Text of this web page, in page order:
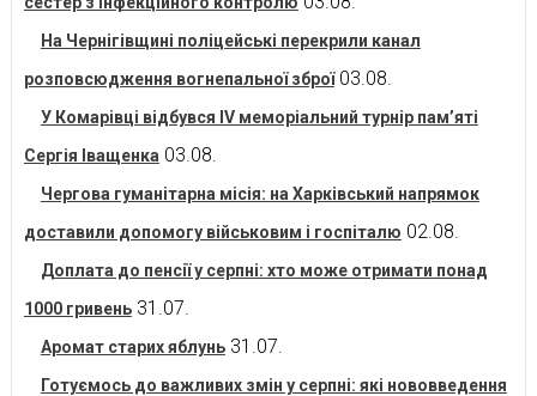
На Чернігівщині поліцейські перекрили канал
розповсюдження вогнепальної зброї 03.08.
У Комарівці відбувся IV меморіальний турнір пам’яті
Сергія Іващенка 03.08.
Чергова гуманітарна місія: на Харківський напрямок
доставили допомогу військовим і госпіталю 02.08.
Доплата до пенсії у серпні: хто може отримати понад
1000 гривень 31.07.
Аромат старих яблунь 31.07.
Готуємось до важливих змін у серпні: які нововведення